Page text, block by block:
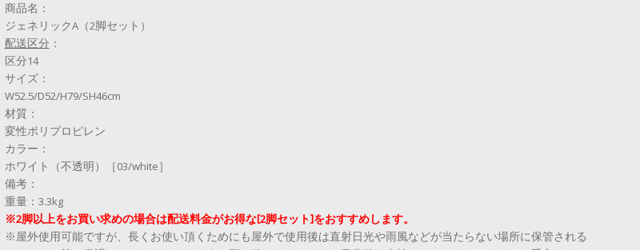
商品名：
ジェネリックA（2脚セット）
配送区分：
区分14
サイズ：
W52.5/D52/H79/SH46cm
材質：
変性ポリプロピレン
カラー：
ホワイト（不透明）［03/white］
備考：
重量：3.3kg
※2脚以上をお買い求めの場合は配送料金がお得な[2脚セット]をおすすめします。
※屋外使用可能ですが、長くお使い頂くためにも屋外で使用後は直射日光や雨風などが当たらない場所に保管される